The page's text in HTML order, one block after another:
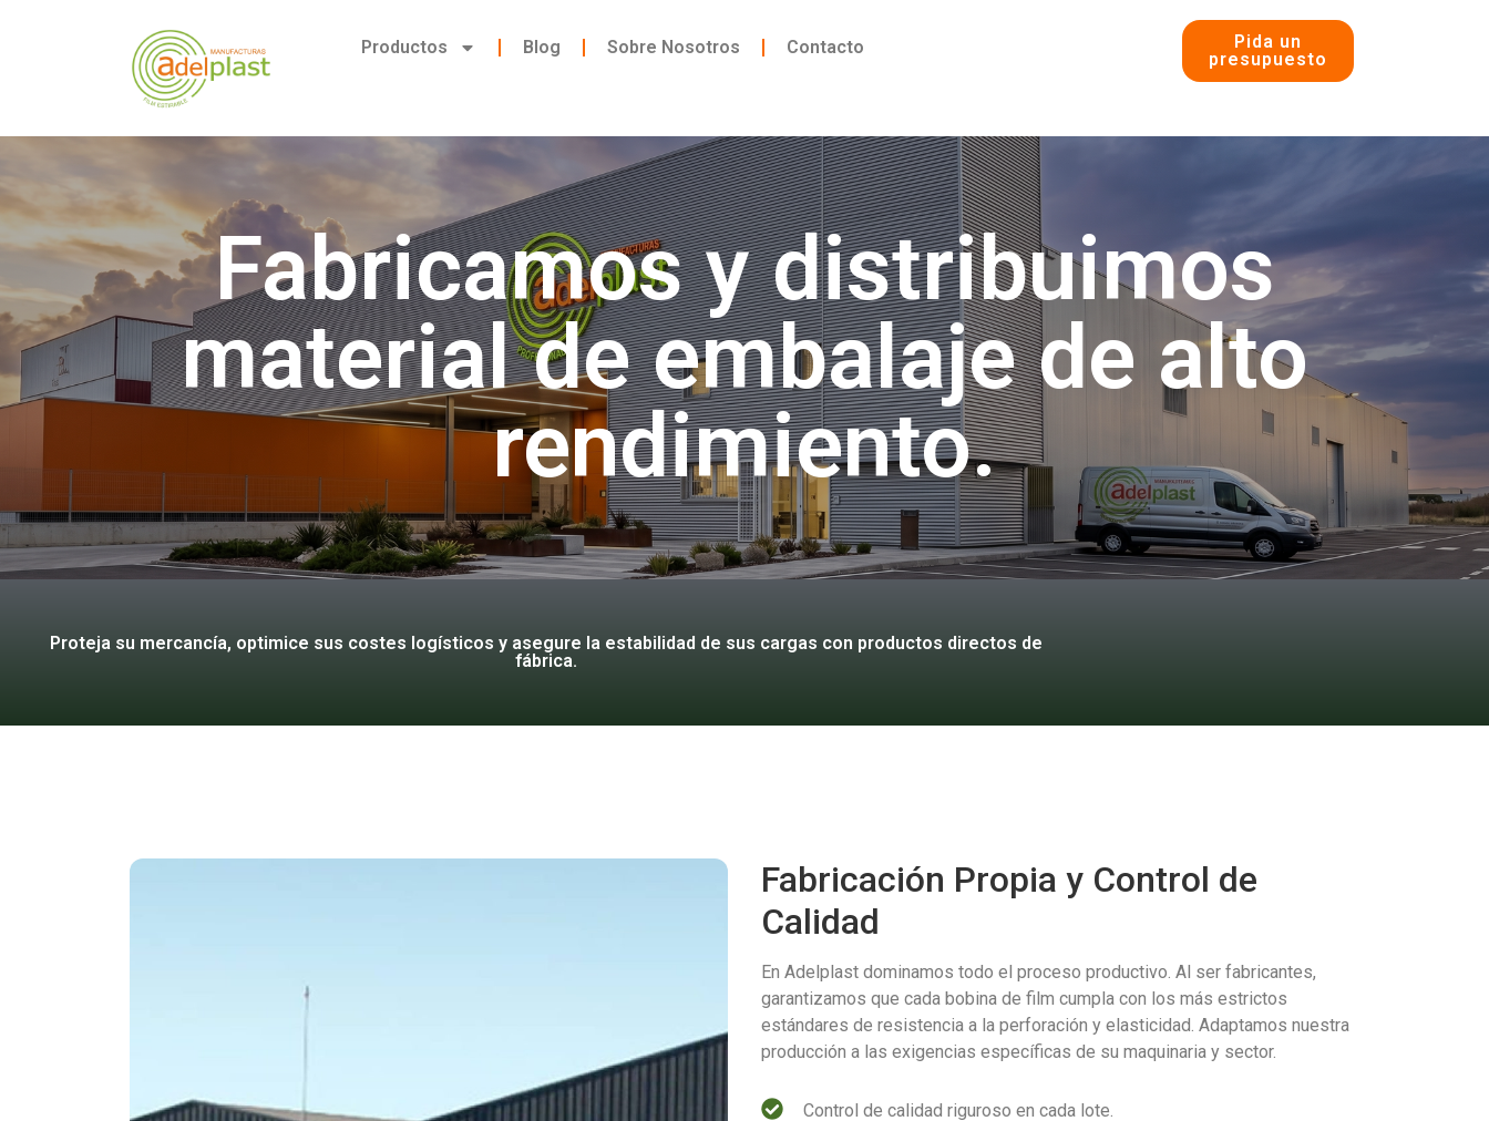
Productos Blog Sobre Nosotros Contacto
Pida un
presupuesto
Fabricamos y distribuimos
material de embalaje de alto
rendimiento.
Proteja su mercancía, optimice sus costes logísticos y asegure la estabilidad de sus cargas con productos directos de
fábrica.
Fabricación Propia y Control de
Calidad
En Adelplast dominamos todo el proceso productivo. Al ser fabricantes,
garantizamos que cada bobina de film cumpla con los más estrictos
estándares de resistencia a la perforación y elasticidad. Adaptamos nuestra
producción a las exigencias específicas de su maquinaria y sector.
Control de calidad riguroso en cada lote.